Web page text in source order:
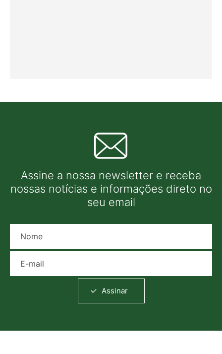
Assine a nossa newsletter e receba
nossas notícias e informações direto no
seu email
Assinar